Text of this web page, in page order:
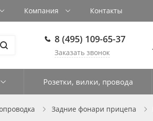
Компания Контакты
8 (495) 109-65-37
Заказать звонок
Розетки, вилки, провода
Задние фонари прицепа